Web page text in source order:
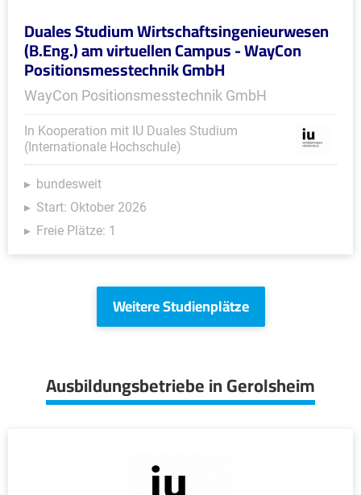
Duales Studium Wirtschaftsingenieurwesen
(B.Eng.) am virtuellen Campus - WayCon
Positionsmesstechnik GmbH
WayCon Positionsmesstechnik GmbH
In Kooperation mit IU Duales Studium
(Internationale Hochschule)
bundesweit
Start: Oktober 2026
Freie Plätze: 1
Weitere Studienplätze
Ausbildungsbetriebe in Gerolsheim